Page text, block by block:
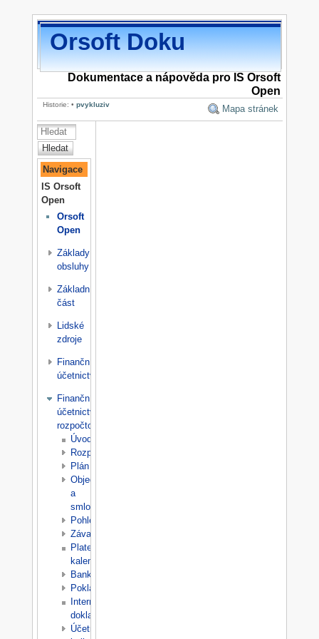
Orsoft Doku
Dokumentace a nápověda pro IS Orsoft
Open
Historie: • pvykluziv Mapa stránek
Hledat
Navigace
IS Orsoft
Open
Orsoft
Open
Základy
obsluhy
Základní
část
Lidské
zdroje
Finanční
účetnictví
Finanční
účetnictví
rozpočtové
Úvod
Rozpočet
Plán
Objednávky
a
smlouvy
Pohledávky
Závazky
Platební
kalendáře
Banka
Pokladna
Interní
doklady
Účetní